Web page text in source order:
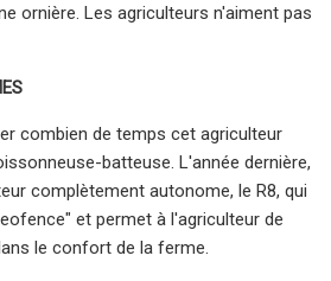
ornière. Les agriculteurs n'aiment pas
combien de temps cet agriculteur
batteuse. L'année dernière,
complètement autonome, le R8, qui
et permet à l'agriculteur de
le confort de la ferme.